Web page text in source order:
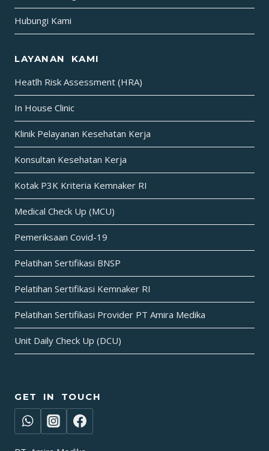
Hubungi Kami
LAYANAN KAMI
Heatlh Risk Assessment (HRA)
In House Clinic
Klinik Pelayanan Kesehatan Kerja
Konsultan Kesehatan Kerja
Kotak P3K Kriteria Kemnaker RI
Medical Check Up (MCU)
Pemeriksaan Covid-19
Pelatihan Sertifikasi BNSP
Pelatihan Sertifikasi Kemnaker RI
Pelatihan Sertifikasi Provider PT Amira Medika
Unit Daily Check Up (DCU)
GET IN TOUCH